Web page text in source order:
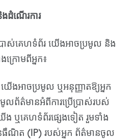
ដំណើរការ
រាស់គេហទំព័រ យើងអាចប្រមូល និង
ក្រោមពីអ្នក៖
យើងអាចប្រមូល ឬអនុញ្ញាតឱ្យអ្នក
មូលព័ត៌មានអំពីការប្រើប្រាស់របស់
ង ឬគេហទំព័រផ្សេងទៀត រួមទាំង
ធឺណិត (IP) របស់អ្នក ព័ត៌មានចូល